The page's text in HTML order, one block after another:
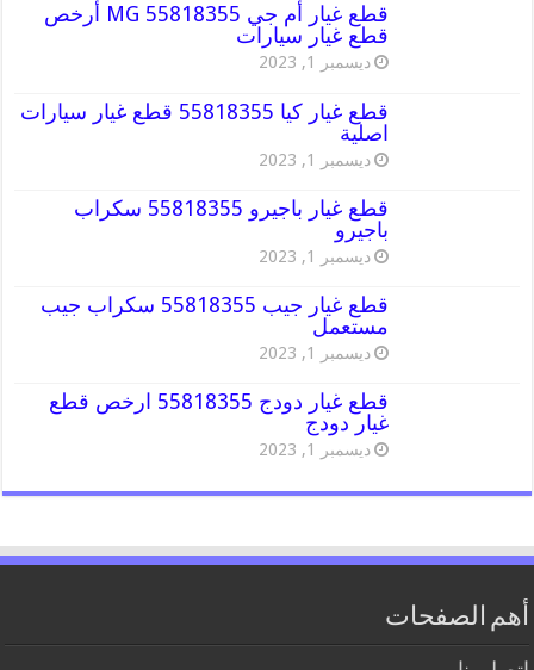
قطع غيار أم جي MG 55818355 أرخص
قطع غيار سيارات
ديسمبر 1, 2023
قطع غيار كيا 55818355 قطع غيار سيارات
اصلية
ديسمبر 1, 2023
قطع غيار باجيرو 55818355 سكراب
باجيرو
ديسمبر 1, 2023
قطع غيار جيب 55818355 سكراب جيب
مستعمل
ديسمبر 1, 2023
قطع غيار دودج 55818355 ارخص قطع
غيار دودج
ديسمبر 1, 2023
أهم الصفحات